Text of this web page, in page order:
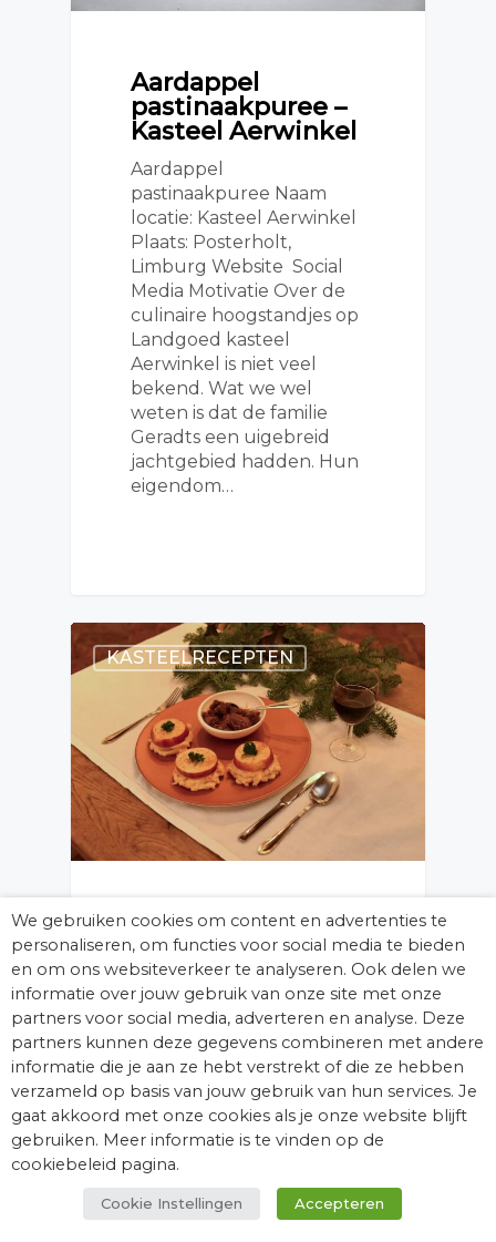
Aardappel
pastinaakpuree –
Kasteel Aerwinkel
Aardappel
pastinaakpuree Naam
locatie: Kasteel Aerwinkel
Plaats: Posterholt,
Limburg Website Social
Media Motivatie Over de
culinaire hoogstandjes op
Landgoed kasteel
Aerwinkel is niet veel
bekend. Wat we wel
weten is dat de familie
Geradts een uigebreid
jachtgebied hadden. Hun
eigendom…
KASTEELRECEPTEN
Het Pronkjuweel –
Kasteel
Doornenburg
Het Pronkjuweel Naam
locatie: Kasteel
Doornenburg Plaats:
Doornenburg,
Gelderland Website
Social Media Motivatie We
schrijven Anno Domini
1782: de elegante rococo
periode loopt ten einde.
We gebruiken cookies om content en advertenties te
personaliseren, om functies voor social media te bieden
en om ons websiteverkeer te analyseren. Ook delen we
informatie over jouw gebruik van onze site met onze
partners voor social media, adverteren en analyse. Deze
partners kunnen deze gegevens combineren met andere
informatie die je aan ze hebt verstrekt of die ze hebben
verzameld op basis van jouw gebruik van hun services. Je
gaat akkoord met onze cookies als je onze website blijft
gebruiken. Meer informatie is te vinden op de
cookiebeleid pagina.
Cookie Instellingen Accepteren